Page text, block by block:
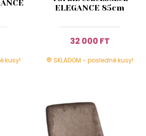
kusy!
ELEGANCE 85cm
32 000 FT
SKLADOM - posledné kusy!